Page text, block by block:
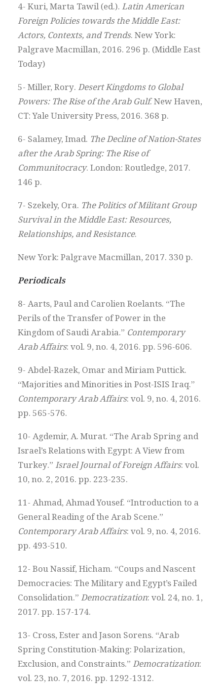
4- Kuri, Marta Tawil (ed.).Latin American
Foreign Policies towards the Middle East:
Actors, Contexts, and Trends. New York:
Palgrave Macmillan, 2016. 296 p. (Middle East
Today)
5- Miller, Rory.Desert Kingdoms to Global
Powers: The Rise of the Arab Gulf. New Haven,
CT: Yale University Press, 2016. 368 p.
6- Salamey, Imad. The Decline of Nation-States
after the Arab Spring: The Rise of
Communitocracy. London: Routledge, 2017.
146 p.
7- Szekely, Ora. The Politics of Militant Group
Survival in the Middle East: Resources,
Relationships, and Resistance.
New York: Palgrave Macmillan, 2017. 330 p.
Periodicals
8- Aarts, Paul and Carolien Roelants. “The
Perils of the Transfer of Power in the
Kingdom of Saudi Arabia.” Contemporary
Arab Affairs: vol. 9, no. 4, 2016. pp. 596-606.
9- Abdel-Razek, Omar and Miriam Puttick.
“Majorities and Minorities in Post-ISIS Iraq.”
Contemporary Arab Affairs: vol. 9, no. 4, 2016.
pp. 565-576.
10- Agdemir, A. Murat. “The Arab Spring and
Israel’s Relations with Egypt: A View from
Turkey.”Israel Journal of Foreign Affairs: vol.
10, no. 2, 2016. pp. 223-235.
11- Ahmad, Ahmad Yousef. “Introduction to a
General Reading of the Arab Scene.”
Contemporary Arab Affairs: vol. 9, no. 4, 2016.
pp. 493-510.
12- Bou Nassif, Hicham. “Coups and Nascent
Democracies: The Military and Egypt’s Failed
Consolidation.”Democratization: vol. 24, no. 1,
2017. pp. 157-174.
13- Cross, Ester and Jason Sorens. “Arab
Spring Constitution-Making: Polarization,
Exclusion, and Constraints.”Democratization:
vol. 23, no. 7, 2016. pp. 1292-1312.